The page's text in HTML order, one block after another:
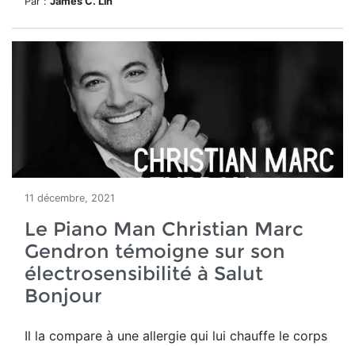
11 décembre, 2021
Le Piano Man Christian Marc
Gendron témoigne sur son
électrosensibilité à Salut
Bonjour
Il la compare à une allergie qui lui chauffe le corps